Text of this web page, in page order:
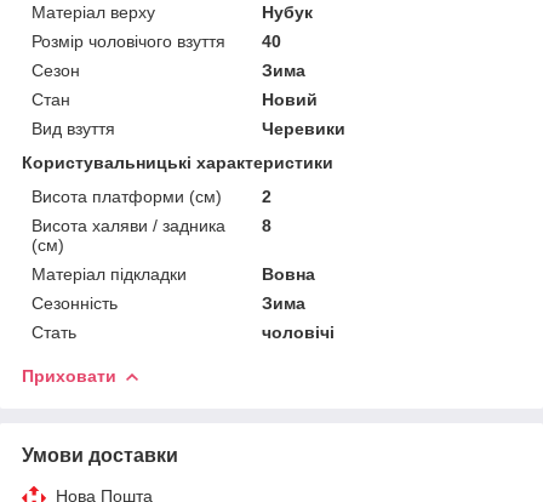
Матеріал верху
Нубук
Розмір чоловічого взуття
40
Сезон
Зима
Стан
Новий
Вид взуття
Черевики
Користувальницькі характеристики
Висота платформи (см)
2
Висота халяви / задника
(см)
8
Матеріал підкладки
Вовна
Сезонність
Зима
Стать
чоловічі
Приховати
Умови доставки
Нова Пошта